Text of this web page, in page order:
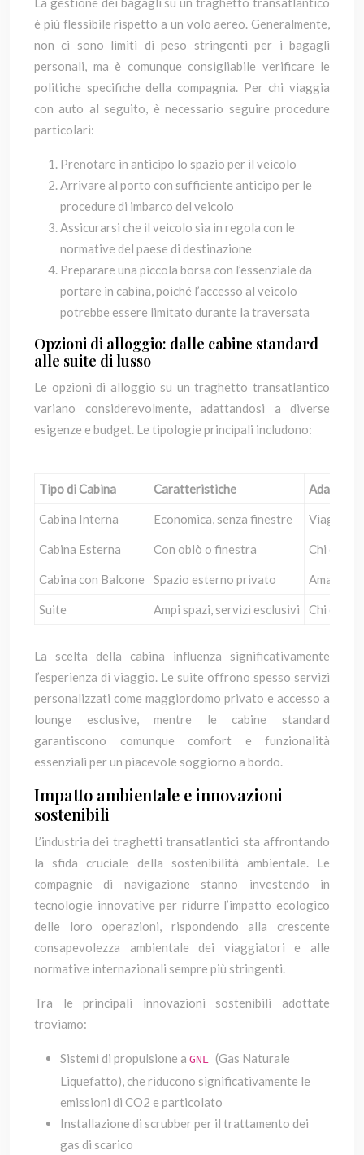
è più flessibile rispetto a un volo aereo. Generalmente,
non ci sono limiti di peso stringenti per i bagagli
personali, ma è comunque consigliabile verificare le
politiche specifiche della compagnia. Per chi viaggia
con auto al seguito, è necessario seguire procedure
particolari:
Prenotare in anticipo lo spazio per il veicolo
Arrivare al porto con sufficiente anticipo per le
procedure di imbarco del veicolo
Assicurarsi che il veicolo sia in regola con le
normative del paese di destinazione
Preparare una piccola borsa con l’essenziale da
portare in cabina, poiché l’accesso al veicolo
potrebbe essere limitato durante la traversata
Opzioni di alloggio: dalle cabine standard
alle suite di lusso
Le opzioni di alloggio su un traghetto transatlantico
variano considerevolmente, adattandosi a diverse
esigenze e budget. Le tipologie principali includono:
Tipo di Cabina Caratteristiche Adatta
Cabina Interna Economica, senza finestre
Cabina Esterna Con oblò o finestra Chi
Cabina con Balcone Spazio esterno privato Amanti
Suite Ampi spazi, servizi esclusivi Chi cerca
La scelta della cabina influenza significativamente
l’esperienza di viaggio. Le suite offrono spesso servizi
personalizzati come maggiordomo privato e accesso a
lounge esclusive, mentre le cabine standard
garantiscono comunque comfort e funzionalità
essenziali per un piacevole soggiorno a bordo.
Impatto ambientale e innovazioni
sostenibili
L’industria dei traghetti transatlantici sta affrontando
la sfida cruciale della sostenibilità ambientale. Le
compagnie di navigazione stanno investendo in
tecnologie innovative per ridurre l’impatto ecologico
delle loro operazioni, rispondendo alla crescente
consapevolezza ambientale dei viaggiatori e alle
normative internazionali sempre più stringenti.
Tra le principali innovazioni sostenibili adottate
troviamo:
Sistemi di propulsione a GNL (Gas Naturale
Liquefatto), che riducono significativamente le
emissioni di CO2 e particolato
Installazione di scrubber per il trattamento dei
gas di scarico